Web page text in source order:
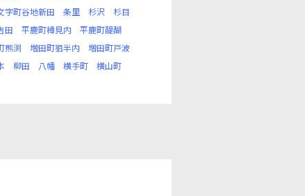
字町谷地新田 条里 杉沢
杉目
田 平鹿町樽見内
平鹿町醍醐
熊渕 増田町狙半内
増田町戸波
柳田 八幡 横手町
横山町